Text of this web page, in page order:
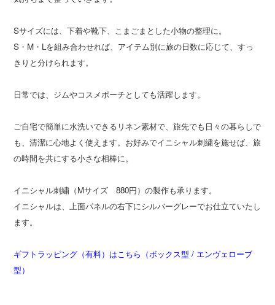
Sサイズには、下着や靴下、こまごまとした小物の整理に。
S・M・Lを組み合わせれば、アイテム別に旅の日数に応じて、すっ
きりと分けられます。
日常では、ジムやコスメポーチとしても活躍します。
ご自宅で簡単に水洗いできるリネン素材で、旅先でも日々の暮らしで
も、清潔に心地よく使えます。お好みでイニシャル刺繍を施せば、旅
の時間を共にする小さな相棒に。
イニシャル刺繍（Mサイズ 880円）の製作も承ります。
イニシャルは、上面パネルの右下にシルバーグレーでお仕立ていたし
ます。
ギフトラッピング（有料）はこちら（ボックス型 / エンヴェローブ
型）